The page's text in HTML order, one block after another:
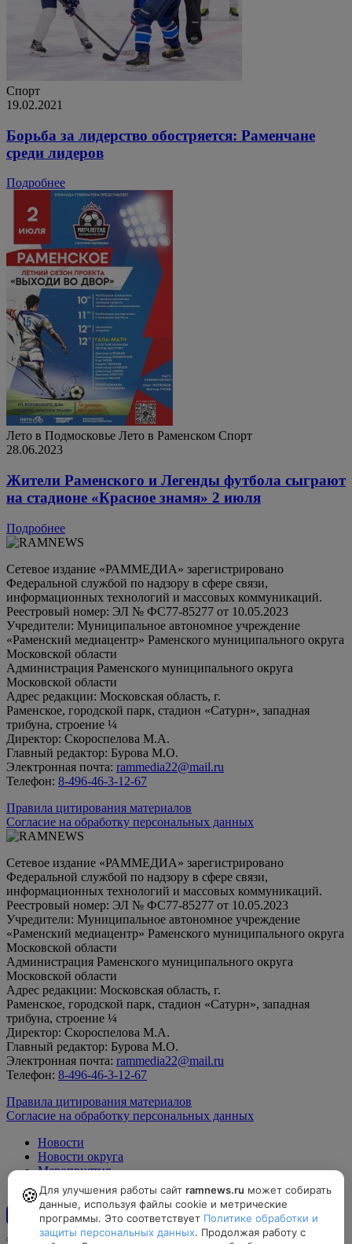
Спорт
19.02.2021
Борьба за лидерство обостряется: Раменчане
среди лидеров
Подробнее
Лето в Подмосковье Лето в Раменском Спорт
28.06.2023
Жители Раменского и Легенды футбола сыграют
на стадионе «Красное знамя» 2 июля
Подробнее
Сетевое издание «РАММЕДИА» зарегистрировано
Федеральной службой по надзору в сфере связи,
информационных технологий и массовых коммуникаций.
Реестровый номер: ЭЛ № ФС77-85277 от 10.05.2023
Учредители: Муниципальное автономное учреждение
«Раменский медиацентр» Раменского муниципального округа
Московской области
Администрация Раменского муниципального округа
Московской области
Адрес редакции: Московская область, г.
Раменское, городской парк, стадион «Сатурн», западная
трибуна, строение ¼
Директор: Скороспелова М.А.
Главный редактор: Бурова М.О.
Электронная почта: rammedia22@mail.ru
Телефон: 8-496-46-3-12-67
Правила цитирования материалов
Согласие на обработку персональных данных
Сетевое издание «РАММЕДИА» зарегистрировано
Федеральной службой по надзору в сфере связи,
информационных технологий и массовых коммуникаций.
Реестровый номер: ЭЛ № ФС77-85277 от 10.05.2023
Учредители: Муниципальное автономное учреждение
«Раменский медиацентр» Раменского муниципального округа
Московской области
Администрация Раменского муниципального округа
Московской области
Адрес редакции: Московская область, г.
Раменское, городской парк, стадион «Сатурн», западная
трибуна, строение ¼
Директор: Скороспелова М.А.
Главный редактор: Бурова М.О.
Электронная почта: rammedia22@mail.ru
Телефон: 8-496-46-3-12-67
Правила цитирования материалов
Согласие на обработку персональных данных
Новости
Новости округа
Мероприятия
Официально
12+
🍪 Для улучшения работы сайт ramnews.ru может собирать
данные, используя файлы cookie и метрические
программы. Это соответствует Политике обработки и
защиты персональных данных. Продолжая работу с